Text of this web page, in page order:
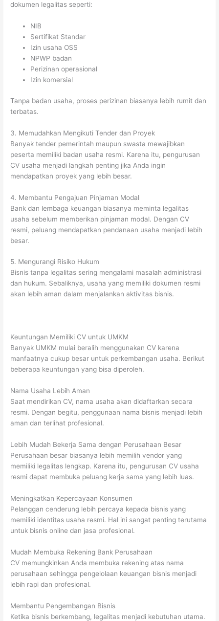
dokumen legalitas seperti:
NIB
Sertifikat Standar
Izin usaha OSS
NPWP badan
Perizinan operasional
Izin komersial
Tanpa badan usaha, proses perizinan biasanya lebih rumit dan
terbatas.
3. Memudahkan Mengikuti Tender dan Proyek
Banyak tender pemerintah maupun swasta mewajibkan
peserta memiliki badan usaha resmi. Karena itu, pengurusan
CV usaha menjadi langkah penting jika Anda ingin
mendapatkan proyek yang lebih besar.
4. Membantu Pengajuan Pinjaman Modal
Bank dan lembaga keuangan biasanya meminta legalitas
usaha sebelum memberikan pinjaman modal. Dengan CV
resmi, peluang mendapatkan pendanaan usaha menjadi lebih
besar.
5. Mengurangi Risiko Hukum
Bisnis tanpa legalitas sering mengalami masalah administrasi
dan hukum. Sebaliknya, usaha yang memiliki dokumen resmi
akan lebih aman dalam menjalankan aktivitas bisnis.
Keuntungan Memiliki CV untuk UMKM
Banyak UMKM mulai beralih menggunakan CV karena
manfaatnya cukup besar untuk perkembangan usaha. Berikut
beberapa keuntungan yang bisa diperoleh.
Nama Usaha Lebih Aman
Saat mendirikan CV, nama usaha akan didaftarkan secara
resmi. Dengan begitu, penggunaan nama bisnis menjadi lebih
aman dan terlihat profesional.
Lebih Mudah Bekerja Sama dengan Perusahaan Besar
Perusahaan besar biasanya lebih memilih vendor yang
memiliki legalitas lengkap. Karena itu, pengurusan CV usaha
resmi dapat membuka peluang kerja sama yang lebih luas.
Meningkatkan Kepercayaan Konsumen
Pelanggan cenderung lebih percaya kepada bisnis yang
memiliki identitas usaha resmi. Hal ini sangat penting terutama
untuk bisnis online dan jasa profesional.
Mudah Membuka Rekening Bank Perusahaan
CV memungkinkan Anda membuka rekening atas nama
perusahaan sehingga pengelolaan keuangan bisnis menjadi
lebih rapi dan profesional.
Membantu Pengembangan Bisnis
Ketika bisnis berkembang, legalitas menjadi kebutuhan utama.